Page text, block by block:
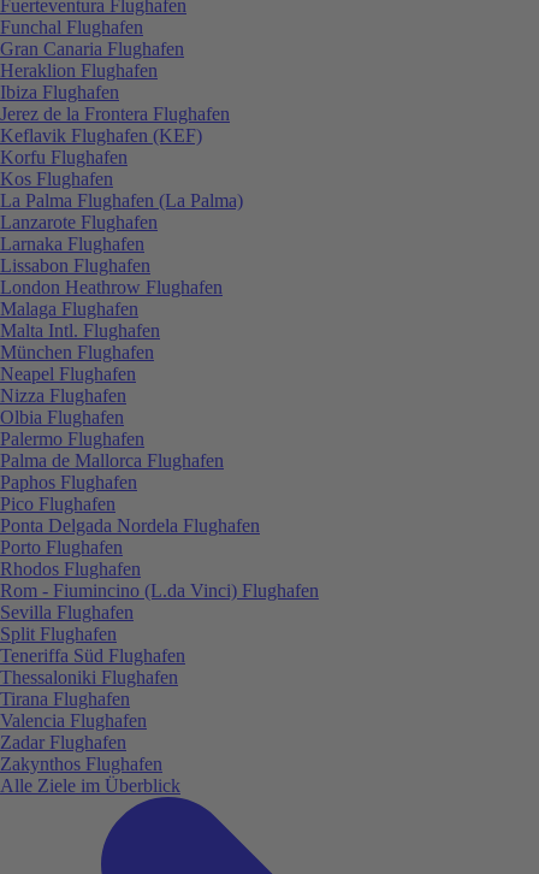
Fuerteventura Flughafen
Funchal Flughafen
Gran Canaria Flughafen
Heraklion Flughafen
Ibiza Flughafen
Jerez de la Frontera Flughafen
Keflavik Flughafen (KEF)
Korfu Flughafen
Kos Flughafen
La Palma Flughafen (La Palma)
Lanzarote Flughafen
Larnaka Flughafen
Lissabon Flughafen
London Heathrow Flughafen
Malaga Flughafen
Malta Intl. Flughafen
München Flughafen
Neapel Flughafen
Nizza Flughafen
Olbia Flughafen
Palermo Flughafen
Palma de Mallorca Flughafen
Paphos Flughafen
Pico Flughafen
Ponta Delgada Nordela Flughafen
Porto Flughafen
Rhodos Flughafen
Rom - Fiumincino (L.da Vinci) Flughafen
Sevilla Flughafen
Split Flughafen
Teneriffa Süd Flughafen
Thessaloniki Flughafen
Tirana Flughafen
Valencia Flughafen
Zadar Flughafen
Zakynthos Flughafen
Alle Ziele im Überblick